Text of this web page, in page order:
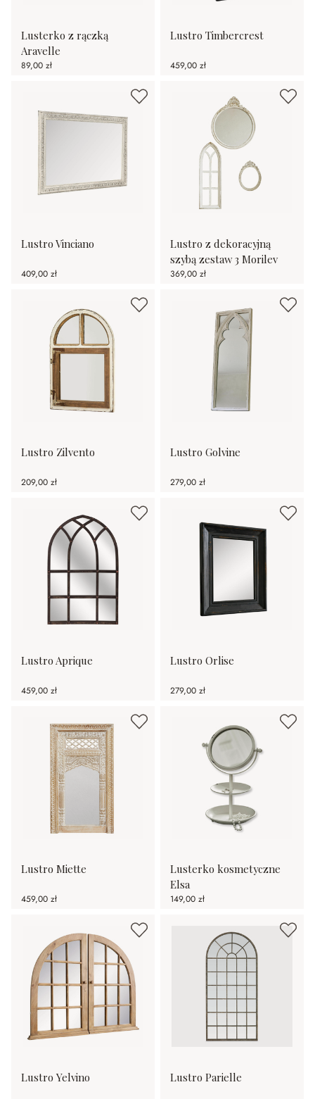
Lusterko z rączką
Aravelle
89,00 zł
Lustro Timbercrest
459,00 zł
Lustro Vinciano
409,00 zł
Lustro z dekoracyjną
szybą zestaw 3 Morilev
369,00 zł
Lustro Zilvento
209,00 zł
Lustro Golvine
279,00 zł
Lustro Aprique
459,00 zł
Lustro Orlise
279,00 zł
Lustro Miette
459,00 zł
Lusterko kosmetyczne
Elsa
149,00 zł
Lustro Yelvino Lustro Parielle